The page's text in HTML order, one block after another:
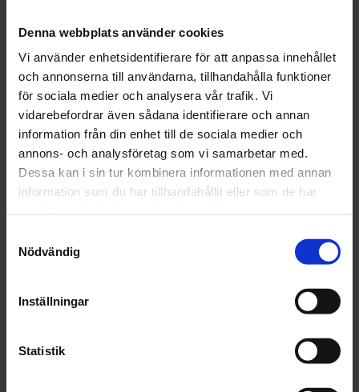
Denna webbplats använder cookies
Vi använder enhetsidentifierare för att anpassa innehållet
och annonserna till användarna, tillhandahålla funktioner
för sociala medier och analysera vår trafik. Vi
vidarebefordrar även sådana identifierare och annan
information från din enhet till de sociala medier och
annons- och analysföretag som vi samarbetar med.
Dessa kan i sin tur kombinera informationen med annan
information som du har tillhandahållit eller som de har
Nödvändig
Inställningar
Statistik
Finns i lager
Inkl. moms:
Lägg i varukorgen
Fri frakt över 1500kr
Leverans inom 1-5 dagar
Recensioner